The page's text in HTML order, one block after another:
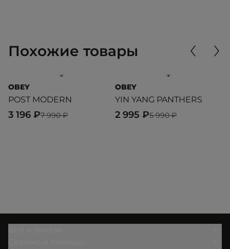
Похожие товары
OBEY
POST MODERN
7 990 ₽
3 196 ₽
OBEY
YIN YANG PANTHERS
5 990 ₽
2 995 ₽